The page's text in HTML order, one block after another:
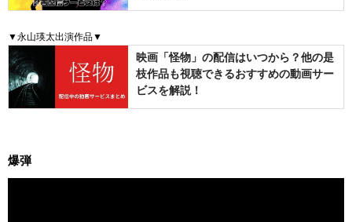
▼永山瑛太出演作品▼
映画「怪物」の配信はいつから？他の是
枝作品も視聴できるおすすめの動画サー
ビスを解説！
爆弾